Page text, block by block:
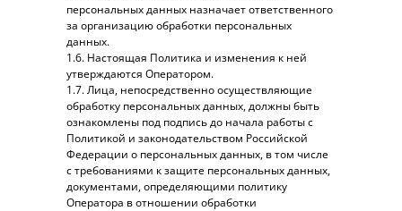
персональных данных назначает ответственного
за организацию обработки персональных
данных.
1.6. Настоящая Политика и изменения к ней
утверждаются Оператором.
1.7. Лица, непосредственно осуществляющие
обработку персональных данных, должны быть
ознакомлены под подпись до начала работы с
Политикой и законодательством Российской
Федерации о персональных данных, в том числе
с требованиями к защите персональных данных,
документами, определяющими политику
Оператора в отношении обработки